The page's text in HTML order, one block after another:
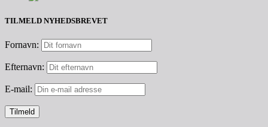
TILMELD NYHEDSBREVET
Fornavn:
Efternavn:
E-mail: